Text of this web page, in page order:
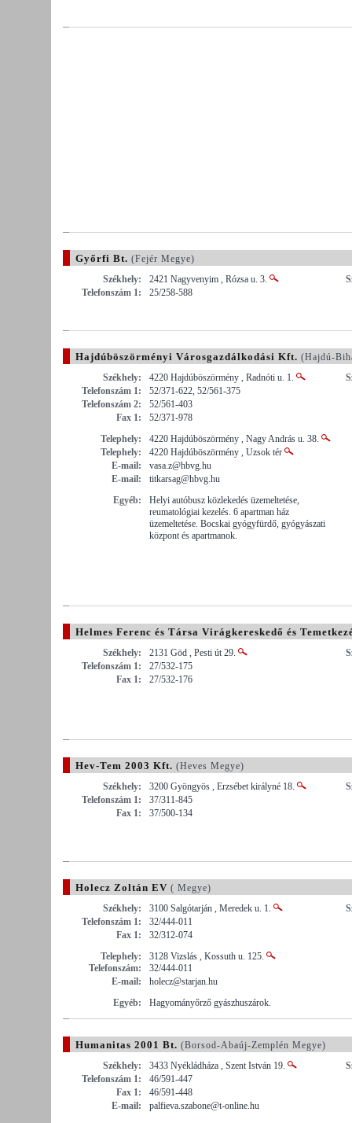
Győrfi Bt. (Fejér Megye)
Székhely:
2421 Nagyvenyim , Rózsa u. 3.
Telefonszám 1:
25/258-588
Hajdúböszörményi Városgazdálkodási Kft. (Hajdú-
Székhely:
4220 Hajdúböszörmény , Radnóti u. 1.
Telefonszám 1:
52/371-622, 52/561-375
Telefonszám 2:
52/561-403
Fax 1:
52/371-978
Telephely:
4220 Hajdúböszörmény , Nagy András u. 38.
Telephely:
4220 Hajdúböszörmény , Uzsok tér
E-mail:
vasa.z@hbvg.hu
E-mail:
titkarsag@hbvg.hu
Egyéb:
Helyi autóbusz közlekedés üzemeltetése,
reumatológiai kezelés. 6 apartman ház
üzemeltetése. Bocskai gyógyfürdő, gyógyászati
központ és apartmanok.
Helmes Ferenc és Társa Virágkereskedő és
Székhely:
2131 Göd , Pesti út 29.
Telefonszám 1:
27/532-175
Fax 1:
27/532-176
Hev-Tem 2003 Kft. (Heves Megye)
Székhely:
3200 Gyöngyös , Erzsébet királyné 18.
Telefonszám 1:
37/311-845
Fax 1:
37/500-134
Holecz Zoltán EV ( Megye)
Székhely:
3100 Salgótarján , Meredek u. 1.
Telefonszám 1:
32/444-011
Fax 1:
32/312-074
Telephely:
3128 Vizslás , Kossuth u. 125.
Telefonszám:
32/444-011
E-mail:
holecz@starjan.hu
Egyéb:
Hagyományőrző gyászhuszárok.
Humanitas 2001 Bt. (Borsod-Abaúj-Zemplén Megye)
Székhely:
3433 Nyékládháza , Szent István 19.
Telefonszám 1:
46/591-447
Fax 1:
46/591-448
E-mail:
palfieva.szabone@t-online.hu